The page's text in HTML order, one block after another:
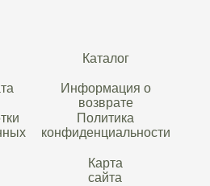
Карта
сайта
Каталог
Информация о
возврате
Политика
конфиденциальности